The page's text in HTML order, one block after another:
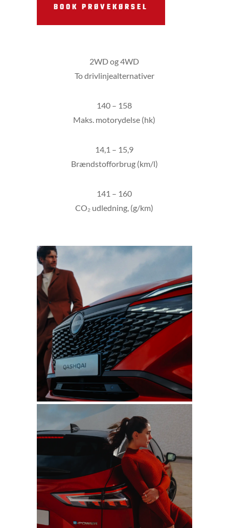
BOOK PRØVEKØRSEL
2WD og 4WD
To drivlinjealternativer
140 – 158
Maks. motorydelse (hk)
14,1 – 15,9
Brændstofforbrug (km/l)
141 – 160
CO₂ udledning, (g/km)